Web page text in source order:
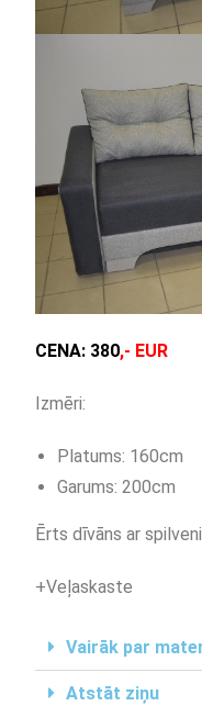
CENA: 380,- EUR
Izmēri:
Platums: 160cm
Garums: 200cm
Ērts dīvāns ar
+Veļaskaste
Vairāk par
Atstāt ziņu